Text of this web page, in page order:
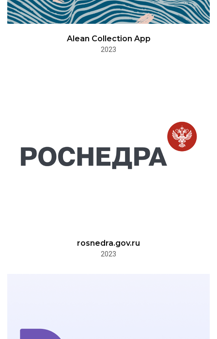
Alean Collection App
2023
rosnedra.gov.ru
2023